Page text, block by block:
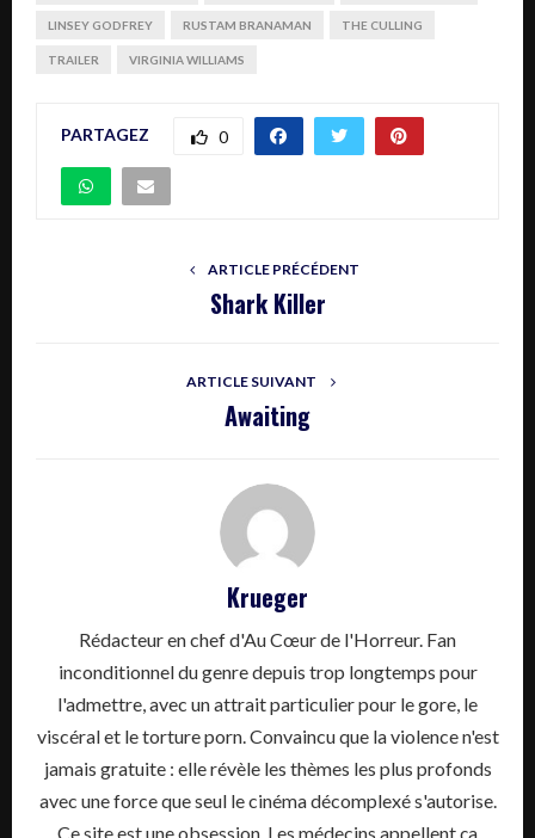
LINSEY GODFREY RUSTAM BRANAMAN THE CULLING
TRAILER VIRGINIA WILLIAMS
PARTAGEZ 0
ARTICLE PRÉCÉDENT
Shark Killer
ARTICLE SUIVANT
Awaiting
Krueger
Rédacteur en chef d'Au Cœur de l'Horreur. Fan
inconditionnel du genre depuis trop longtemps pour
l'admettre, avec un attrait particulier pour le gore, le
viscéral et le torture porn. Convaincu que la violence n'est
jamais gratuite : elle révèle les thèmes les plus profonds
avec une force que seul le cinéma décomplexé s'autorise.
Ce site est une obsession. Les médecins appellent ça